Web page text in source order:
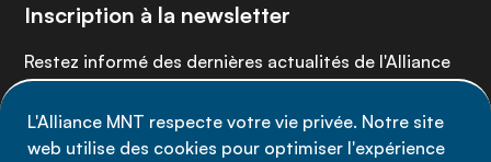
L'Alliance MNT respecte votre vie privée. Notre site
web utilise des cookies pour optimiser l'expérience
Inscription à la newsletter
Restez informé des dernières actualités de l'Alliance
Inscrivez-vous maintenant